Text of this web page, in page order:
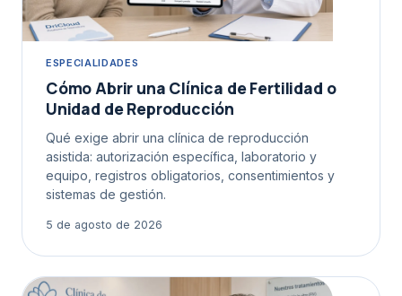
ESPECIALIDADES
Cómo Abrir una Clínica de Fertilidad o
Unidad de Reproducción
Qué exige abrir una clínica de reproducción
asistida: autorización específica, laboratorio y
equipo, registros obligatorios, consentimientos y
sistemas de gestión.
5 de agosto de 2026